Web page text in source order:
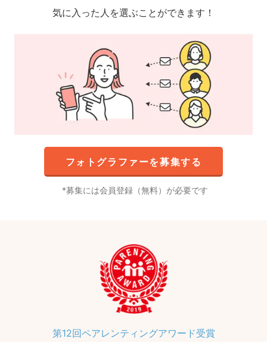
気に入った人を選ぶことができます！
フォトグラファーを募集する
募集には会員登録（無料）が必要です
第12回ペアレンティングアワード受賞